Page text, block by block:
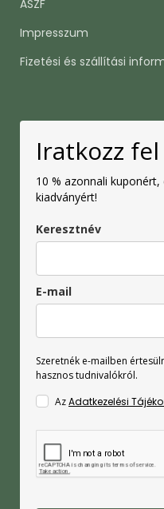
ÁSZF
Impresszum
Fizetési és szállítási
Iratkozz
10 % azonnali
kiadványért!
Keresztnév
E-mail
Szeretnék e-mailben
hasznos tudnivalókról.
AzAdatkezelési